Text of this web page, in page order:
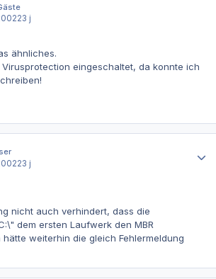
23 j
ähnliches.
Virusprotection eingeschaltet, da konnte ich
23 j
nicht auch verhindert, dass die
dem ersten Laufwerk den MBR
weiterhin die gleich Fehlermeldung